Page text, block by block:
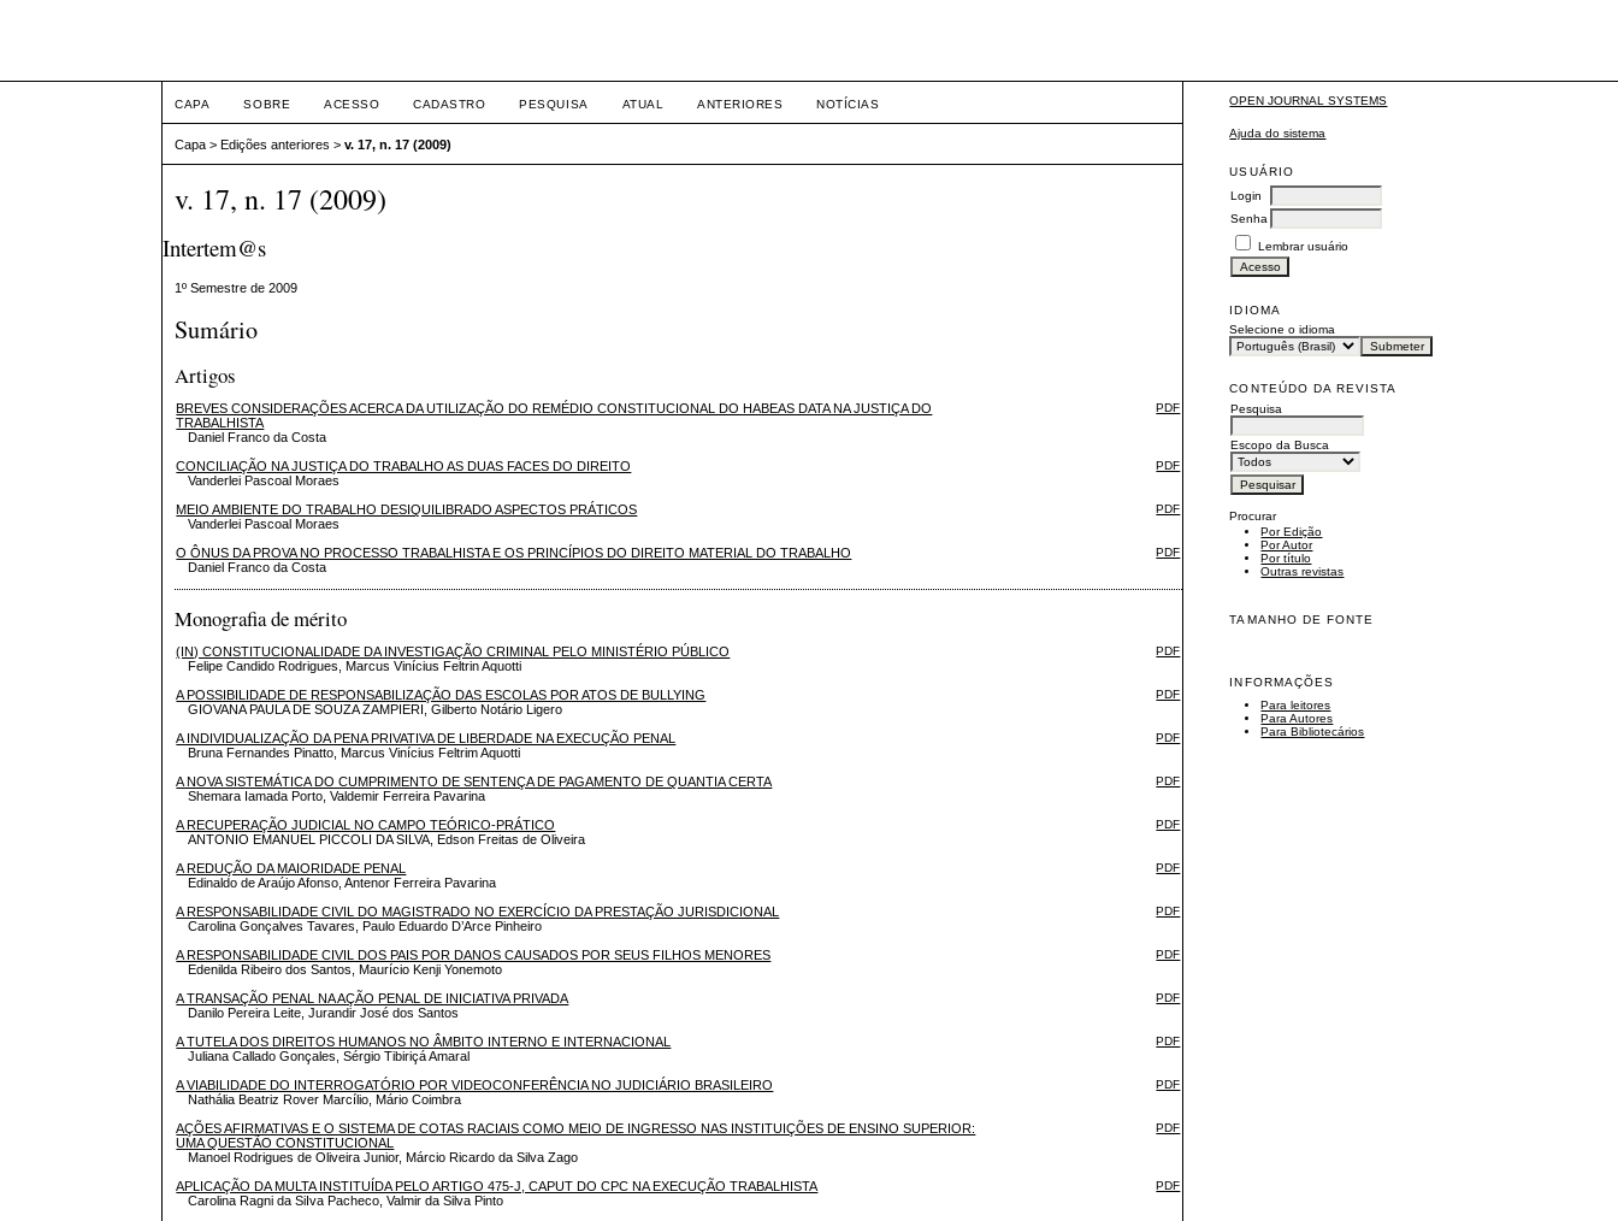
OPEN JOURNAL SYSTEMS
Ajuda do sistema
USUÁRIO
Login
Senha
Lembrar usuário
IDIOMA
Selecione o idioma
CONTEÚDO DA REVISTA
Pesquisa
Escopo da Busca
Procurar
Por Edição
Por Autor
Por título
Outras revistas
TAMANHO DE FONTE
INFORMAÇÕES
Para leitores
Para Autores
Para Bibliotecários
CAPA SOBRE ACESSO CADASTRO PESQUISA ATUAL ANTERIORES NOTÍCIAS
Capa >Edições anteriores >v. 17, n. 17 (2009)
v. 17, n. 17 (2009)
Intertem@s
1º Semestre de 2009
Sumário
Artigos
BREVES CONSIDERAÇÕES ACERCA DA UTILIZAÇÃO DO REMÉDIO CONSTITUCIONAL DO HABEAS DATA NA JUSTIÇA DO
TRABALHISTA
Daniel Franco da Costa
PDF
CONCILIAÇÃO NA JUSTIÇA DO TRABALHO AS DUAS FACES DO DIREITO
Vanderlei Pascoal Moraes
PDF
MEIO AMBIENTE DO TRABALHO DESIQUILIBRADO ASPECTOS PRÁTICOS
Vanderlei Pascoal Moraes
PDF
O ÔNUS DA PROVA NO PROCESSO TRABALHISTA E OS PRINCÍPIOS DO DIREITO MATERIAL DO TRABALHO
Daniel Franco da Costa
PDF
Monografia de mérito
(IN) CONSTITUCIONALIDADE DA INVESTIGAÇÃO CRIMINAL PELO MINISTÉRIO PÚBLICO
Felipe Candido Rodrigues, Marcus Vinícius Feltrin Aquotti
PDF
A POSSIBILIDADE DE RESPONSABILIZAÇÃO DAS ESCOLAS POR ATOS DE BULLYING
GIOVANA PAULA DE SOUZA ZAMPIERI, Gilberto Notário Ligero
PDF
A INDIVIDUALIZAÇÃO DA PENA PRIVATIVA DE LIBERDADE NA EXECUÇÃO PENAL
Bruna Fernandes Pinatto, Marcus Vinícius Feltrim Aquotti
PDF
A NOVA SISTEMÁTICA DO CUMPRIMENTO DE SENTENÇA DE PAGAMENTO DE QUANTIA CERTA
Shemara Iamada Porto, Valdemir Ferreira Pavarina
PDF
A RECUPERAÇÃO JUDICIAL NO CAMPO TEÓRICO-PRÁTICO
ANTONIO EMANUEL PICCOLI DA SILVA, Edson Freitas de Oliveira
PDF
A REDUÇÃO DA MAIORIDADE PENAL
Edinaldo de Araújo Afonso, Antenor Ferreira Pavarina
PDF
A RESPONSABILIDADE CIVIL DO MAGISTRADO NO EXERCÍCIO DA PRESTAÇÃO JURISDICIONAL
Carolina Gonçalves Tavares, Paulo Eduardo D’Arce Pinheiro
PDF
A RESPONSABILIDADE CIVIL DOS PAIS POR DANOS CAUSADOS POR SEUS FILHOS MENORES
Edenilda Ribeiro dos Santos, Maurício Kenji Yonemoto
PDF
A TRANSAÇÃO PENAL NA AÇÃO PENAL DE INICIATIVA PRIVADA
Danilo Pereira Leite, Jurandir José dos Santos
PDF
A TUTELA DOS DIREITOS HUMANOS NO ÂMBITO INTERNO E INTERNACIONAL
Juliana Callado Gonçales, Sérgio Tibiriçá Amaral
PDF
A VIABILIDADE DO INTERROGATÓRIO POR VIDEOCONFERÊNCIA NO JUDICIÁRIO BRASILEIRO
Nathália Beatriz Rover Marcílio, Mário Coimbra
PDF
AÇÕES AFIRMATIVAS E O SISTEMA DE COTAS RACIAIS COMO MEIO DE INGRESSO NAS INSTITUIÇÕES DE ENSINO SUPERIOR:
UMA QUESTÃO CONSTITUCIONAL
Manoel Rodrigues de Oliveira Junior, Márcio Ricardo da Silva Zago
PDF
APLICAÇÃO DA MULTA INSTITUÍDA PELO ARTIGO 475-J, CAPUT DO CPC NA EXECUÇÃO TRABALHISTA
Carolina Ragni da SiIva Pacheco, Valmir da Silva Pinto
PDF